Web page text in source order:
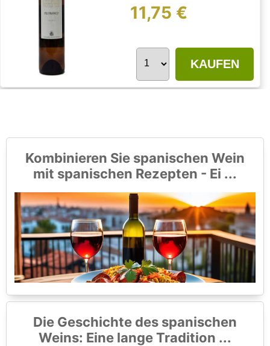
11,75 €
KAUFEN
Kombinieren Sie spanischen Wein
mit spanischen Rezepten - Ei ...
Die Geschichte des spanischen
Weins: Eine lange Tradition ...